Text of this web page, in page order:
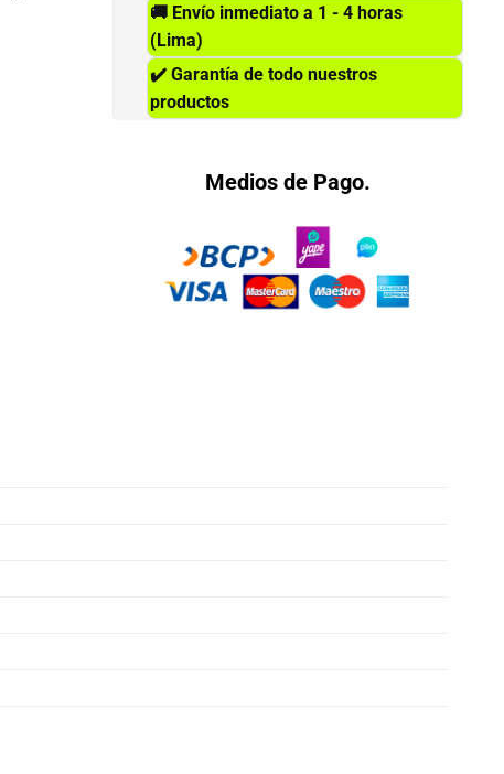
🚚 Envío inmediato a 1 - 4 horas
(Lima)
✔️ Garantía de todo nuestros
productos
Medios de Pago.